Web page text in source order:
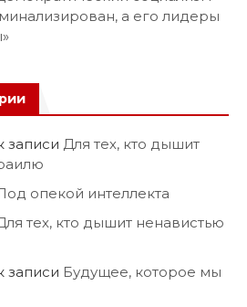
а его лидеры
записи Для тех, кто дышит
опекой интеллекта
тех, кто дышит ненавистью
записи Будущее, которое мы